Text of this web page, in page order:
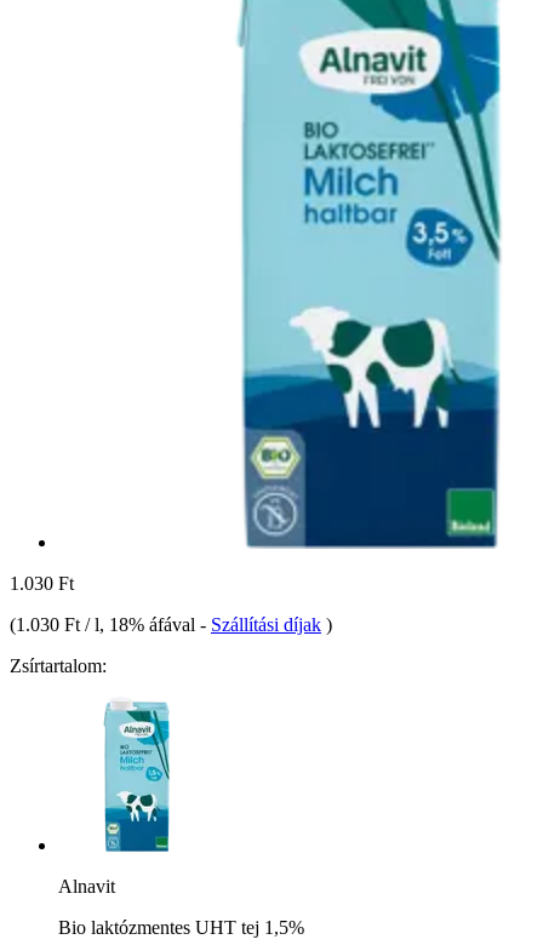
1.030 Ft
(1.030 Ft / l, 18% áfával - Szállítási díjak )
Zsírtartalom:
Alnavit
Bio laktózmentes UHT tej 1,5%